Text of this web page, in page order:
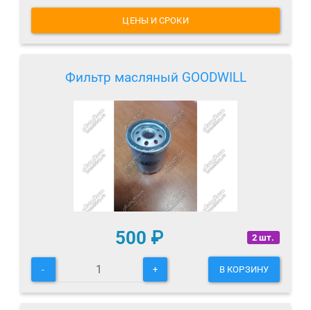
ЦЕНЫ И СРОКИ
Фильтр масляный GOODWILL
2 шт.
500 ₽
- + В КОРЗИНУ